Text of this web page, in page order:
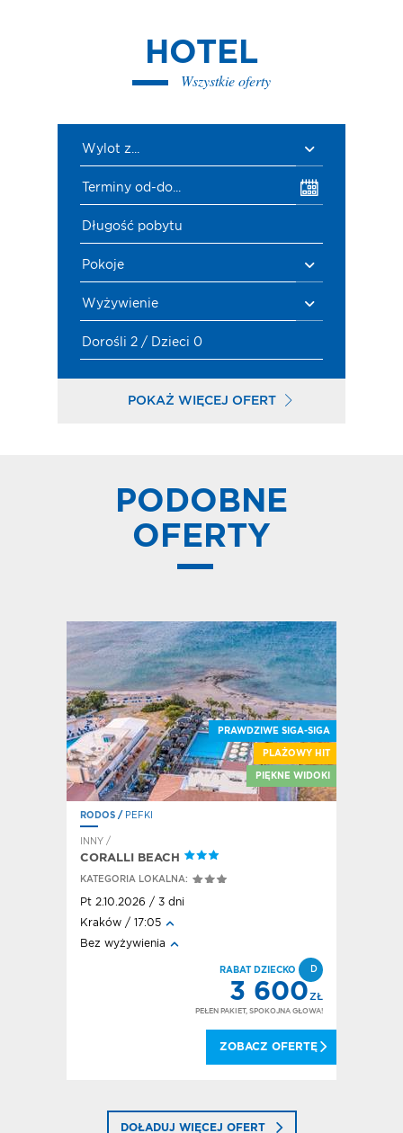
HOTEL
Wszystkie oferty
Wylot z...
Terminy od-do...
Długość pobytu
Pokoje
Wyżywienie
Dorośli 2 / Dzieci 0
POKAŻ WIĘCEJ OFERT
PODOBNE
OFERTY
PRAWDZIWE SIGA-SIGA
PLAŻOWY HIT
PIĘKNE WIDOKI
RODOS / PEFKI
INNY /
CORALLI BEACH
KATEGORIA LOKALNA:
Pt 2.10.2026 / 3 dni
Kraków / 17:05
Bez wyżywienia
RABAT DZIECKO D
3 600ZŁ
PEŁEN PAKIET, SPOKOJNA GŁOWA!
ZOBACZ OFERTĘ
DOŁADUJ WIĘCEJ OFERT